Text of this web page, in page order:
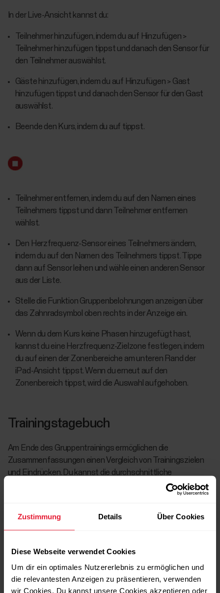
Zustimmung Details Über Cookies
Diese Webseite verwendet Cookies
Um dir ein optimales Nutzererlebnis zu ermöglichen und
die relevantesten Anzeigen zu präsentieren, verwenden
wir Cookies. Du kannst unsere Cookies akzeptieren oder
In der Live-Ansicht kannst du:
Teilnehmer hinzufügen, indem du auf Hinzufügen >
Teilnehmer hinzufügen tippst und danach den Sensor für
den Teilnehmer auswählst.
Gäste hinzufügen, indem du auf Hinzufügen > Gast
hinzufügen tippst und danach den Sensor für den Gast
auswählst.
Beende den Kurs, indem du auf tippst.
Teilnehmer entfernen, indem du auf den Namen eines
Teilnehmers tippst und dann Teilnehmer entfernen
wählst.
Den Herzfrequenz-Sensor eines Teilnehmers ändern,
indem du auf den Namen des Teilnehmers tippst. Tippe
dann auf Sensor leihen und wähle einen anderen Sensor
aus der Liste.
Stelle die Funktion Gruppenbelohnungen anzeigen über
das Zahnradsymbol oben rechts in der Anzeige ein.
Wenn du dem Kurs keine Phasen hinzugefügt hast,
kannst du eine Herzfrequenz-Zielzone festlegen, indem
du auf einen der Zonenbereiche am unteren Rand der
iPad-Ansicht tippst. Wenn du erneut auf den
Zonenbereich tippst, wird die Auswahl aufgehoben.
Trainingstagebuch
Am Ende des Gruppentrainings ermöglichen die
Zusammenfassungen einen Vergleich von Trainingszielen
und Eindrücken. Du kannst die durchschnittliche
Herzfrequenz der Teilnehmer am Gruppentraining als Kurve
anzeigen und sie mit den geplanten Herzfrequenz-
Trainingsdaten jedes Teilnehmers erscheinen automatisch